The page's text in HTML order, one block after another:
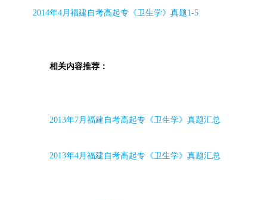
2014年4月福建自考高起专《卫生学》真题1-5
相关内容推荐：
2013年7月福建自考高起专《卫生学》真题汇总
2013年4月福建自考高起专《卫生学》真题汇总